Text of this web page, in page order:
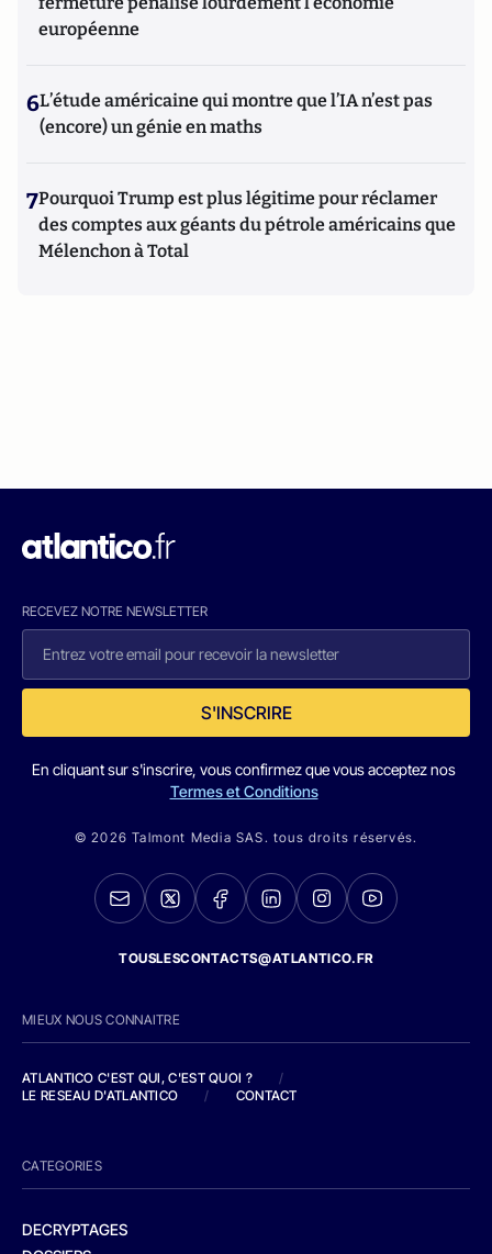
européenne
6L’étude américaine qui montre que l’IA n’est pas
(encore) un génie en maths
7Pourquoi Trump est plus légitime pour réclamer
des comptes aux géants du pétrole américains que
Mélenchon à Total
RECEVEZ NOTRE NEWSLETTER
S'INSCRIRE
En cliquant sur s'inscrire, vous confirmez que vous acceptez nos
Termes et Conditions
© 2026 Talmont Media SAS. tous droits réservés.
TOUSLESCONTACTS@ATLANTICO.FR
MIEUX NOUS CONNAITRE
ATLANTICO C'EST QUI, C'EST QUOI ?
/
LE RESEAU D'ATLANTICO
/ CONTACT
CATEGORIES
DECRYPTAGES